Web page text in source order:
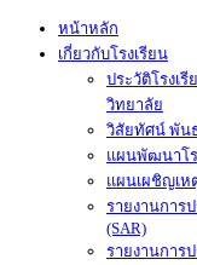
หน้าหลัก
เกี่ยวกับโรงเรียน
ประวัติโรงเรี
วิทยาลัย
วิสัยทัศน์ พัน
แผนพัฒนาโร
แผนเผชิญเห
รายงานการ
(SAR)
รายงานการ